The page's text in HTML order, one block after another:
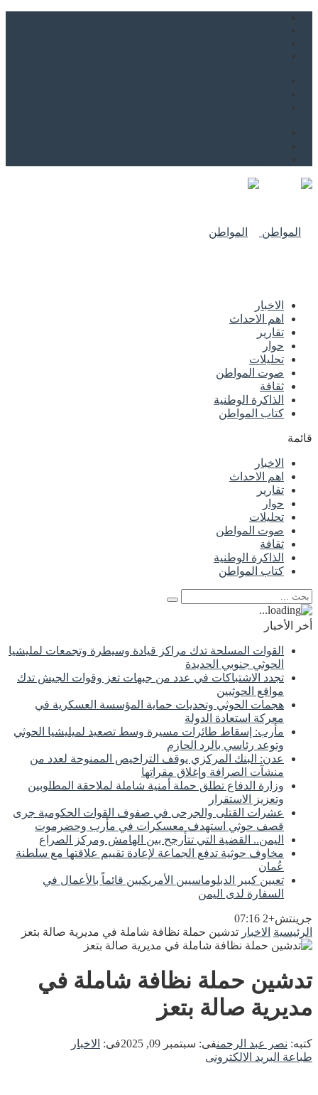
الاخبار
اهم الاحداث
تقارير
حوار
تحليلات
صوت المواطن
ثقافة
الذاكرة الوطنية
كتاب المواطن
قائمة
الاخبار
اهم الاحداث
تقارير
حوار
تحليلات
صوت المواطن
ثقافة
الذاكرة الوطنية
كتاب المواطن
أخر الأخبار
القوات المسلحة تدك مراكز قيادة وسيطرة وتجمعات لمليشيا
الحوثي جنوبي الحديدة
تجدد الاشتباكات في عدد من جبهات تعز وقوات الجيش تدك
مواقع الحوثيين
هجمات الحوثي وتحديات حماية المؤسسة العسكرية في
معركة استعادة الدولة
مأرب: إسقاط طائرات مسيرة وسط تصعيد لميليشيا الحوثي
وتوعد رئاسي بالرد الحازم
عدن: البنك المركزي يوقف التراخيص الممنوحة لعدد من
منشآت الصرافة وإغلاق مقراتها
وزارة الدفاع تطلق حملة أمنية شاملة لملاحقة المطلوبين
وتعزيز الاستقرار
عشرات القتلى والجرحى في صفوف القوات الحكومية جرى
قصف حوثي استهدف معسكرات في مأرب وحضرموت
اليمن.. القضية التي تتأرجح بين الهامش ومركز الصراع
مخاوف حوثية تدفع الجماعة لإعادة تقييم علاقتها مع سلطنة
عُمان
تعيين كبير الدبلوماسيين الأمريكيين قائماً بالأعمال في
السفارة لدى اليمن
جرينتش+2 07:16
الرئيسية الاخبار تدشين حملة نظافة شاملة في مديرية صالة بتعز
تدشين حملة نظافة شاملة في
مديرية صالة بتعز
كتبه: نصر عبد الرحمنفى: سبتمبر 09, 2025 فى: الاخبار
طباعة البريد الالكترونى